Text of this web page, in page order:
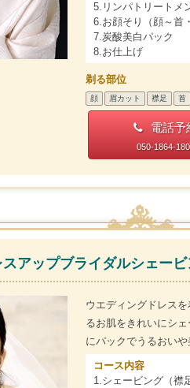
5.リンパトリートメ
6.お顔そり（顔～首
7.炭酸美白パック
8.お仕上げ
剃る部位
顔 眉カット 襟足 首
電話予
050-1864-
スアップブライダルシェー
ウエディングドレス
るお肌をきれいにシ
にパックでうるおい
コース内容
1.シェービング（襟